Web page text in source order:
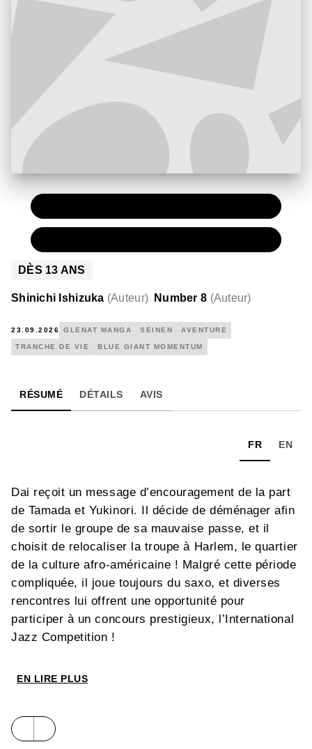
DÈS 13 ANS
Shinichi Ishizuka (Auteur) Number 8 (Auteur)
23.09.2026 GLÉNAT MANGA SEINEN AVENTURE
TRANCHE DE VIE BLUE GIANT MOMENTUM
RÉSUMÉ DÉTAILS AVIS
FR EN
Dai reçoit un message d’encouragement de la part
de Tamada et Yukinori. Il décide de déménager afin
de sortir le groupe de sa mauvaise passe, et il
choisit de relocaliser la troupe à Harlem, le quartier
de la culture afro-américaine ! Malgré cette période
compliquée, il joue toujours du saxo, et diverses
rencontres lui offrent une opportunité pour
participer à un concours prestigieux, l’International
Jazz Competition !
EN LIRE PLUS